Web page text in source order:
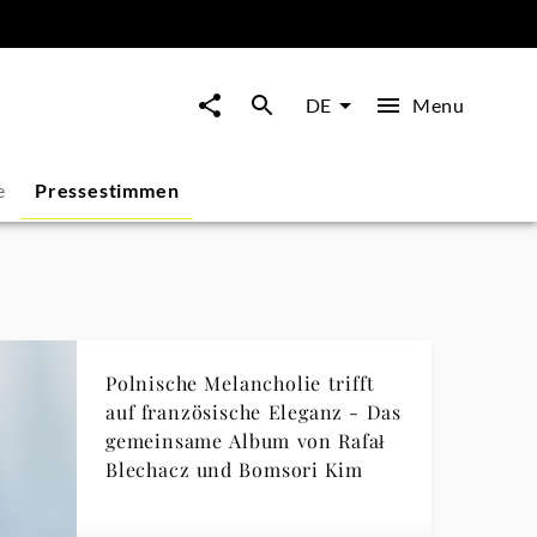
DE Menu
Pressestimmen
Polnische Melancholie trifft
auf französische Eleganz - Das
gemeinsame Album von Rafał
Blechacz und Bomsori Kim